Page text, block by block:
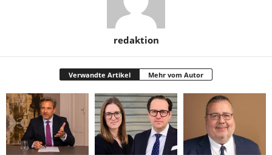
redaktion
Verwandte Artikel Mehr vom Autor